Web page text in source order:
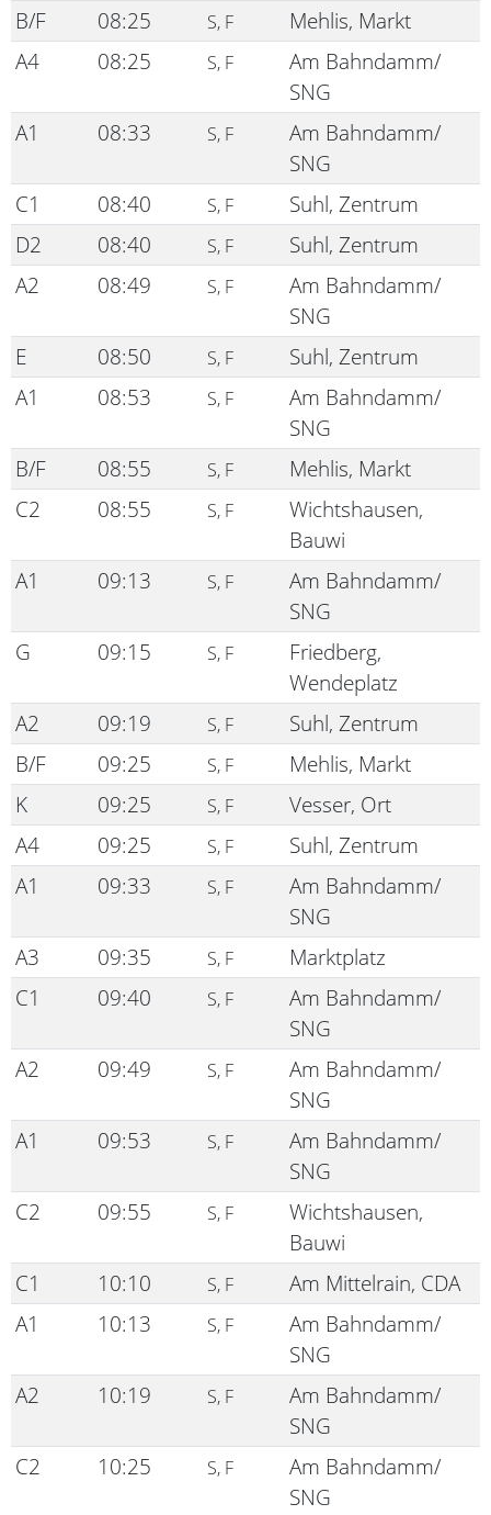
B/F
08:25 S, F
Mehlis, Markt
A4
08:25 S, F
Am Bahndamm/
SNG
A1
08:33 S, F
Am Bahndamm/
SNG
C1
08:40 S, F
Suhl, Zentrum
D2
08:40 S, F
Suhl, Zentrum
A2
08:49 S, F
Am Bahndamm/
SNG
E
08:50 S, F
Suhl, Zentrum
A1
08:53 S, F
Am Bahndamm/
SNG
B/F
08:55 S, F
Mehlis, Markt
C2
08:55 S, F
Wichtshausen,
Bauwi
A1
09:13 S, F
Am Bahndamm/
SNG
G
09:15 S, F
Friedberg,
Wendeplatz
A2
09:19 S, F
Suhl, Zentrum
B/F
09:25 S, F
Mehlis, Markt
K
09:25 S, F
Vesser, Ort
A4
09:25 S, F
Suhl, Zentrum
A1
09:33 S, F
Am Bahndamm/
SNG
A3
09:35 S, F
Marktplatz
C1
09:40 S, F
Am Bahndamm/
SNG
A2
09:49 S, F
Am Bahndamm/
SNG
A1
09:53 S, F
Am Bahndamm/
SNG
C2
09:55 S, F
Wichtshausen,
Bauwi
C1
10:10 S, F
Am Mittelrain, CDA
A1
10:13 S, F
Am Bahndamm/
SNG
A2
10:19 S, F
Am Bahndamm/
SNG
C2
10:25 S, F
Am Bahndamm/
SNG